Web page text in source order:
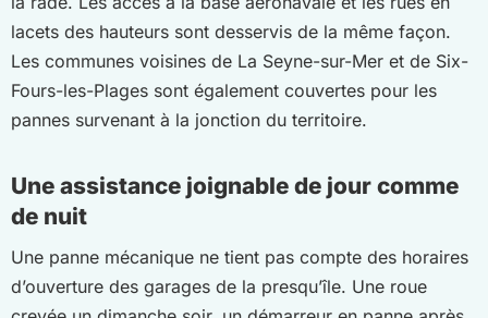
lacets des hauteurs sont desservis de la même façon.
Les communes voisines de La Seyne-sur-Mer et de Six-
Fours-les-Plages sont également couvertes pour les
pannes survenant à la jonction du territoire.
Une assistance joignable de jour comme
de nuit
Une panne mécanique ne tient pas compte des horaires
d’ouverture des garages de la presqu’île. Une roue